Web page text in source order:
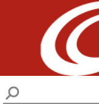
ATTIVITÀ
DIVENTARE
NEWSLETTER